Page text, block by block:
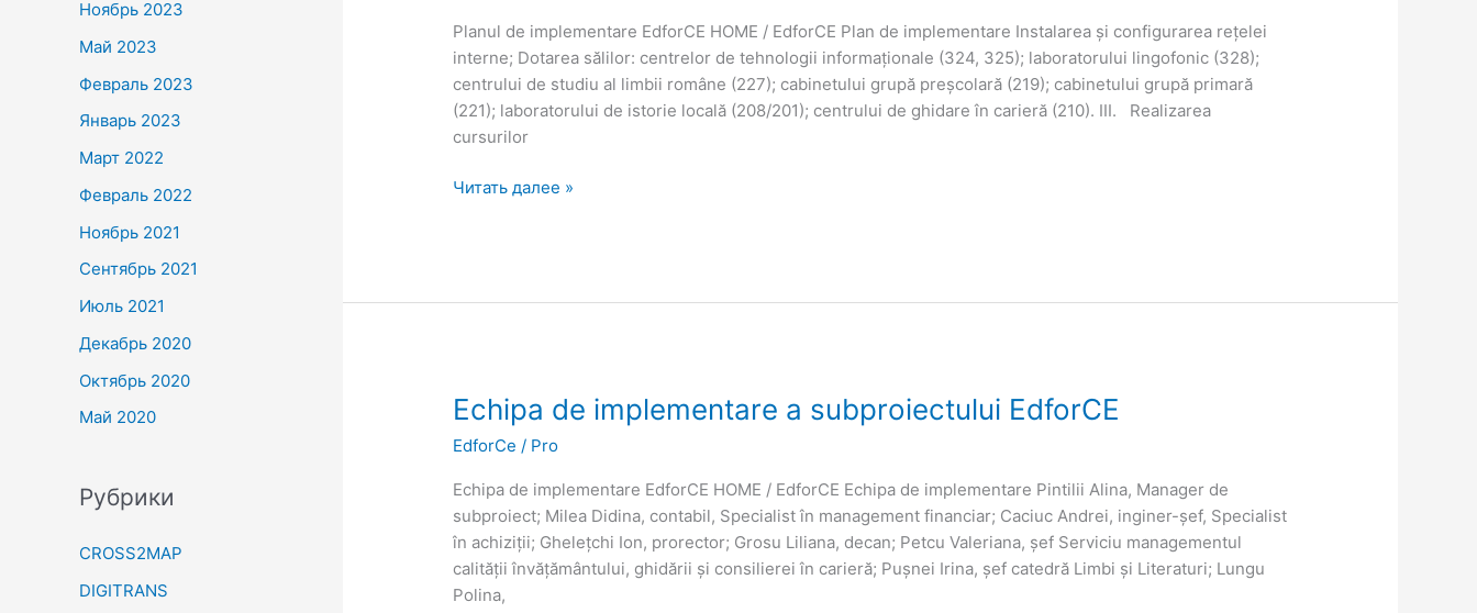
Ноябрь 2023
Май 2023
Февраль 2023
Январь 2023
Март 2022
Февраль 2022
Ноябрь 2021
Сентябрь 2021
Июль 2021
Декабрь 2020
Октябрь 2020
Май 2020
Рубрики
CROSS2MAP
DIGITRANS
Planul de implementare EdforCE HOME / EdforCE Plan de implementare Instalarea și configurarea rețelei
interne; Dotarea sălilor: centrelor de tehnologii informaționale (324, 325); laboratorului lingofonic (328);
centrului de studiu al limbii române (227); cabinetului grupă preșcolară (219); cabinetului grupă primară
(221); laboratorului de istorie locală (208/201); centrului de ghidare în carieră (210). III. Realizarea
cursurilor
a
subproiectului
EdforCE
Читать далее »
Echipa de implementare a subproiectului EdforCE
EdforCe / Pro
Echipa de implementare EdforCE HOME / EdforCE Echipa de implementare Pintilii Alina, Manager de
subproiect; Milea Didina, contabil, Specialist în management financiar; Caciuc Andrei, inginer-șef, Specialist
în achiziții; Ghelețchi Ion, prorector; Grosu Liliana, decan; Petcu Valeriana, șef Serviciu managementul
calității învățământului, ghidării și consilierei în carieră; Pușnei Irina, șef catedră Limbi și Literaturi; Lungu
Polina,
Echipa
implementare
a
subproiectului
EdforCE